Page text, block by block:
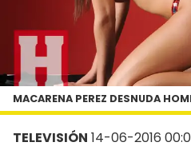
TELEVISIÓN 14-06-2016
MACARENA PEREZ DESNUDA